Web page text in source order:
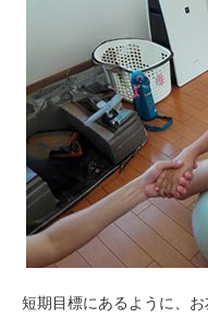
短期目標にあるように、